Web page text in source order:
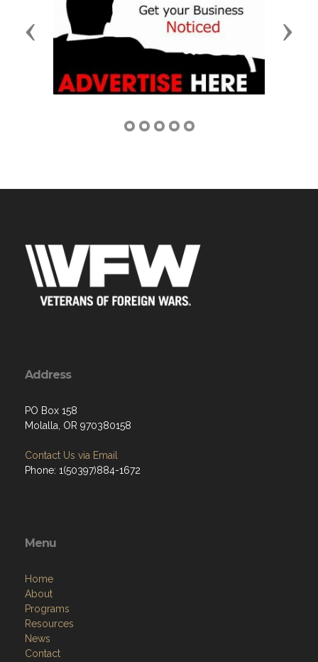
Previous Next
Address
PO Box 158
Molalla, OR 970380158
Contact Us via Email
Phone: 1(50397)884-1672
Menu
Home
About
Programs
Resources
News
Contact